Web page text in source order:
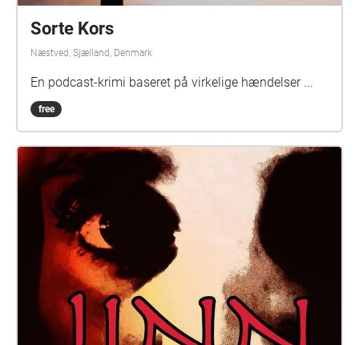
Sorte Kors
Næstved, Sjælland, Denmark
En podcast-krimi baseret på virkelige hændelser ...
free